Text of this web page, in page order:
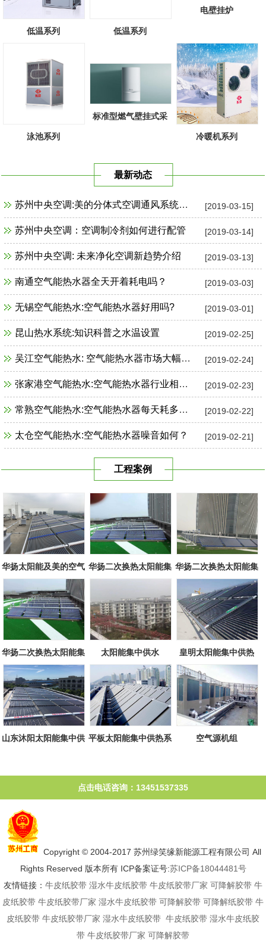
低温系列 低温系列
电壁挂炉
泳池系列
标准型燃气壁挂式采
冷暖机系列
最新动态
[2019-03-15]
苏州中央空调:美的分体式空调通风系统故障检修
[2019-03-14]
苏州中央空调：空调制冷剂如何进行配管
[2019-03-13]
苏州中央空调: 未来净化空调新趋势介绍
[2019-03-03]
南通空气能热水器全天开着耗电吗？
[2019-03-01]
无锡空气能热水:空气能热水器好用吗?
[2019-02-25]
昆山热水系统:知识科普之水温设置
[2019-02-24]
吴江空气能热水: 空气能热水器市场大幅增长
[2019-02-23]
张家港空气能热水:空气能热水器行业相关政策一览
[2019-02-22]
常熟空气能热水:空气能热水器每天耗多少电？
[2019-02-21]
太仓空气能热水:空气能热水器噪音如何？
工程案例
华扬太阳能及美的空气 华扬二次换热太阳能集 华扬二次换热太阳能集
中系统
华扬二次换热太阳能集
中系统
太阳能集中供水 皇明太阳能集中供热
山东沐阳太阳能集中供 平板太阳能集中供热系
空气源机组
点击电话咨询：13451537335
Copyright © 2004-2017 苏州绿笑缘新能源工程有限公司 All
Rights Reserved 版本所有 ICP备案证号:苏ICP备18044481号
友情链接： 牛皮纸胶带 湿水牛皮纸胶带 牛皮纸胶带厂家 可降解胶带 牛
皮纸胶带 牛皮纸胶带厂家 湿水牛皮纸胶带 可降解胶带 可降解纸胶带 牛
皮纸胶带 牛皮纸胶带厂家 湿水牛皮纸胶带 牛皮纸胶带 湿水牛皮纸胶
带 牛皮纸胶带厂家 可降解胶带